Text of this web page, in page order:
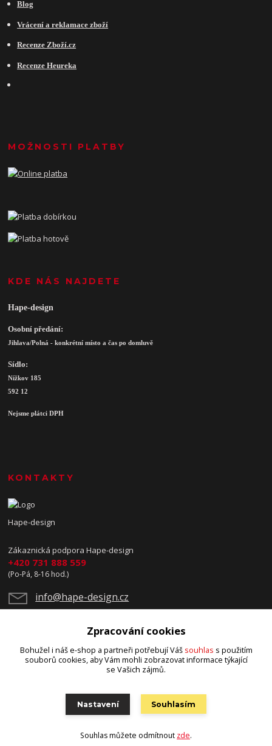
Blog
Vrácení a reklamace zboží
Recenze Zboží.cz
Recenze Heureka
MOŽNOSTI PLATBY
KDE NÁS NAJDETE
Hape-design
Osobní předání:
Jihlava/Polná - konkrétní místo a čas po domluvě
Sídlo:
Nížkov 185
592 12
Nejsme plátci DPH
KONTAKTY
Hape-design
Zákaznická podpora Hape-design
+420 731 888 559
(Po-Pá, 8-16 hod.)
info@hape-design.cz
Vytvořeno na
Eshop-rychle.cz
Zpracování cookies
Bohužel i náš e-shop a partneři potřebují Váš souhlas s použitím
souborů cookies, aby Vám mohli zobrazovat informace týkající
se Vašich zájmů.
Nastavení Souhlasím
Souhlas můžete odmítnout zde.